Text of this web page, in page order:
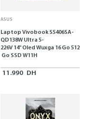
ASUS
Laptop Vivobook S5406SA-
QD138W Ultra 5-
226V 14" Oled Wuxga 16 Go 512
Go SSD W11H
11.990 DH